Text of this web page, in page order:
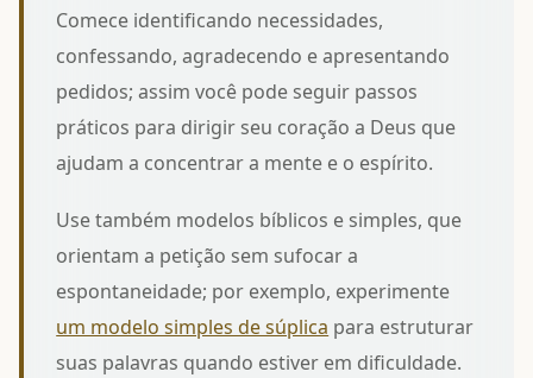
Comece identificando necessidades,
confessando, agradecendo e apresentando
pedidos; assim você pode seguir passos
práticos para dirigir seu coração a Deus que
ajudam a concentrar a mente e o espírito.
Use também modelos bíblicos e simples, que
orientam a petição sem sufocar a
espontaneidade; por exemplo, experimente
um modelo simples de súplica para estruturar
suas palavras quando estiver em dificuldade.